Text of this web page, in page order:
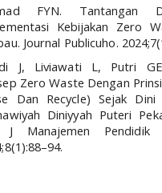
FYN. Tantangan
Kebijakan Zero
Journal Publicuho.
J, Liviawati L, Putri
Zero Waste Dengan
Dan Recycle) Sejak
Diniyyah Puteri
J Manajemen Pendidik